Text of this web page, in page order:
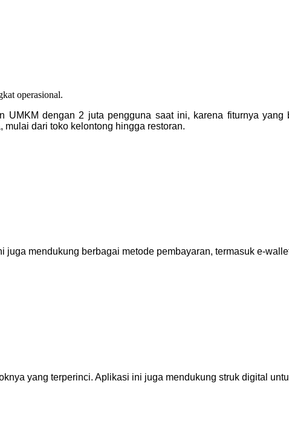
operasional.
dengan 2 juta pengguna saat ini, karena fiturnya yang
dari toko kelontong hingga restoran.
mendukung berbagai metode pembayaran, termasuk e-
yang terperinci. Aplikasi ini juga mendukung struk digital